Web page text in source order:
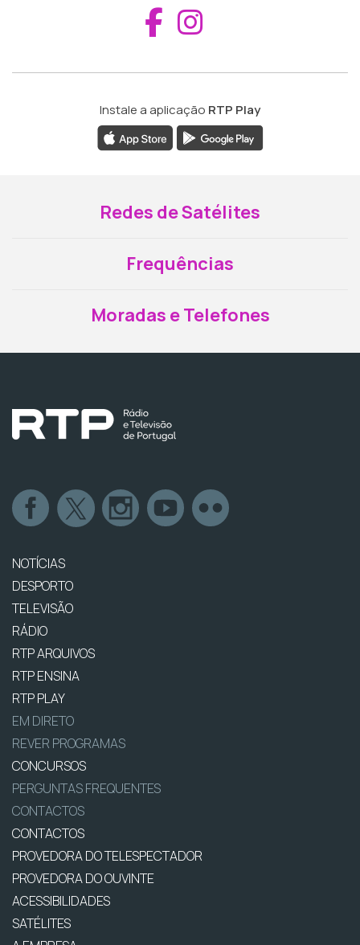
Aceder ao
Instale a aplicação RTP Play
Redes de Satélites
Frequências
Moradas e Telefones
NOTÍCIAS
DESPORTO
TELEVISÃO
RÁDIO
RTP ARQUIVOS
RTP ENSINA
RTP PLAY
EM DIRETO
REVER PROGRAMAS
CONCURSOS
PERGUNTAS FREQUENTES
CONTACTOS
CONTACTOS
PROVEDORA DO TELESPECTADOR
PROVEDORA DO OUVINTE
ACESSIBILIDADES
SATÉLITES